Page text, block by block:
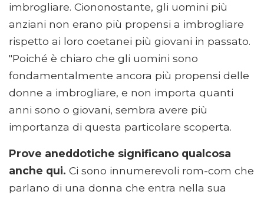
imbrogliare. Ciononostante, gli uomini più
anziani non erano più propensi a imbrogliare
rispetto ai loro coetanei più giovani in passato.
"Poiché è chiaro che gli uomini sono
fondamentalmente ancora più propensi delle
donne a imbrogliare, e non importa quanti
anni sono o giovani, sembra avere più
importanza di questa particolare scoperta.
Prove aneddotiche significano qualcosa
anche qui. Ci sono innumerevoli rom-com che
parlano di una donna che entra nella sua